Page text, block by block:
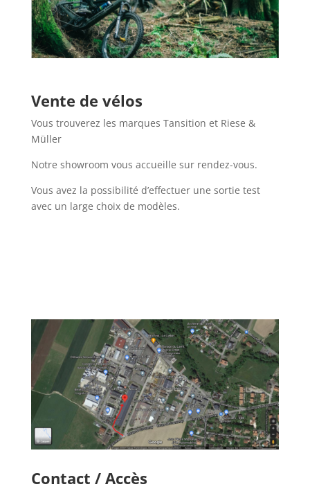
Vente de vélos
Vous trouverez les marques Tansition et Riese &
Müller
Notre showroom vous accueille sur rendez-vous.
Vous avez la possibilité d’effectuer une sortie test
avec un large choix de modèles.
Contact / Accès